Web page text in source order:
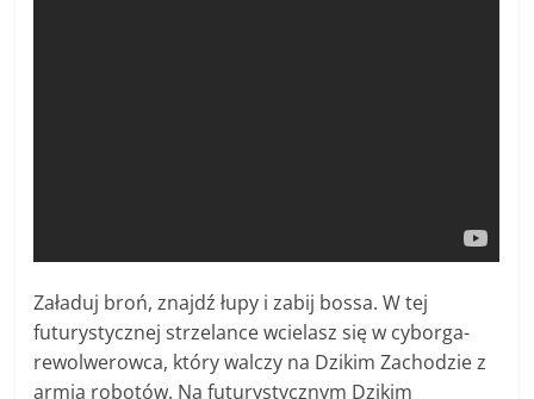
Załaduj broń, znajdź łupy i zabij bossa. W tej
futurystycznej strzelance wcielasz się w cyborga-
rewolwerowca, który walczy na Dzikim Zachodzie z
armią robotów. Na futurystycznym Dzikim